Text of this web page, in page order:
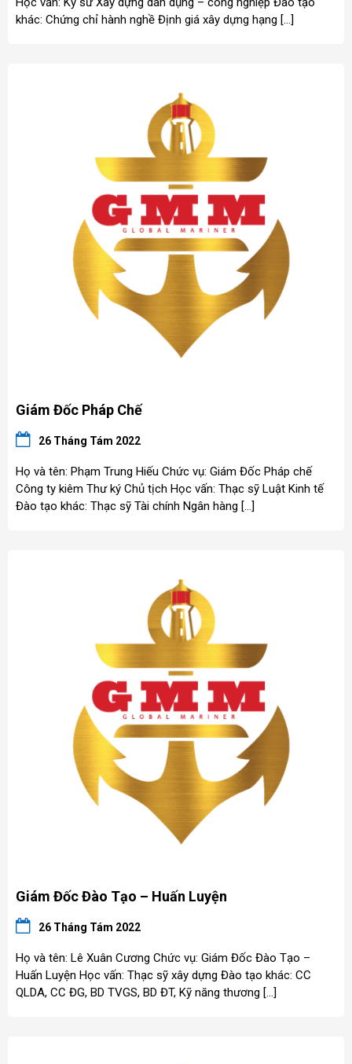
khác: Chứng chỉ hành nghề Định giá xây dựng hạng […]
Giám Đốc Pháp Chế
26 Tháng Tám 2022
Họ và tên: Phạm Trung Hiếu Chức vụ: Giám Đốc Pháp chế
Công ty kiêm Thư ký Chủ tịch Học vấn: Thạc sỹ Luật Kinh tế
Đào tạo khác: Thạc sỹ Tài chính Ngân hàng […]
Giám Đốc Đào Tạo – Huấn Luyện
26 Tháng Tám 2022
Họ và tên: Lê Xuân Cương Chức vụ: Giám Đốc Đào Tạo –
Huấn Luyện Học vấn: Thạc sỹ xây dựng Đào tạo khác: CC
QLDA, CC ĐG, BD TVGS, BD ĐT, Kỹ năng thương […]